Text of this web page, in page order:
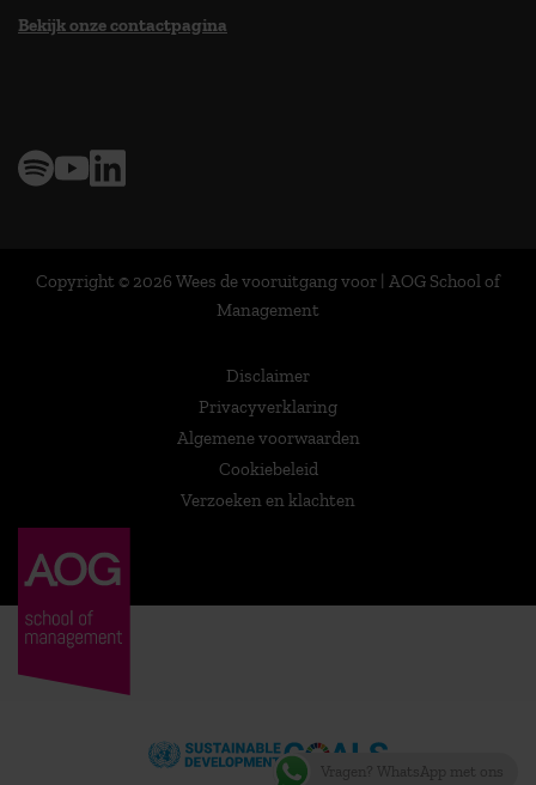
Bekijk onze contactpagina
Copyright © 2026 Wees de vooruitgang voor | AOG School of
Management
Disclaimer
Privacyverklaring
Algemene voorwaarden
Cookiebeleid
Verzoeken en klachten
Vragen? WhatsApp met ons